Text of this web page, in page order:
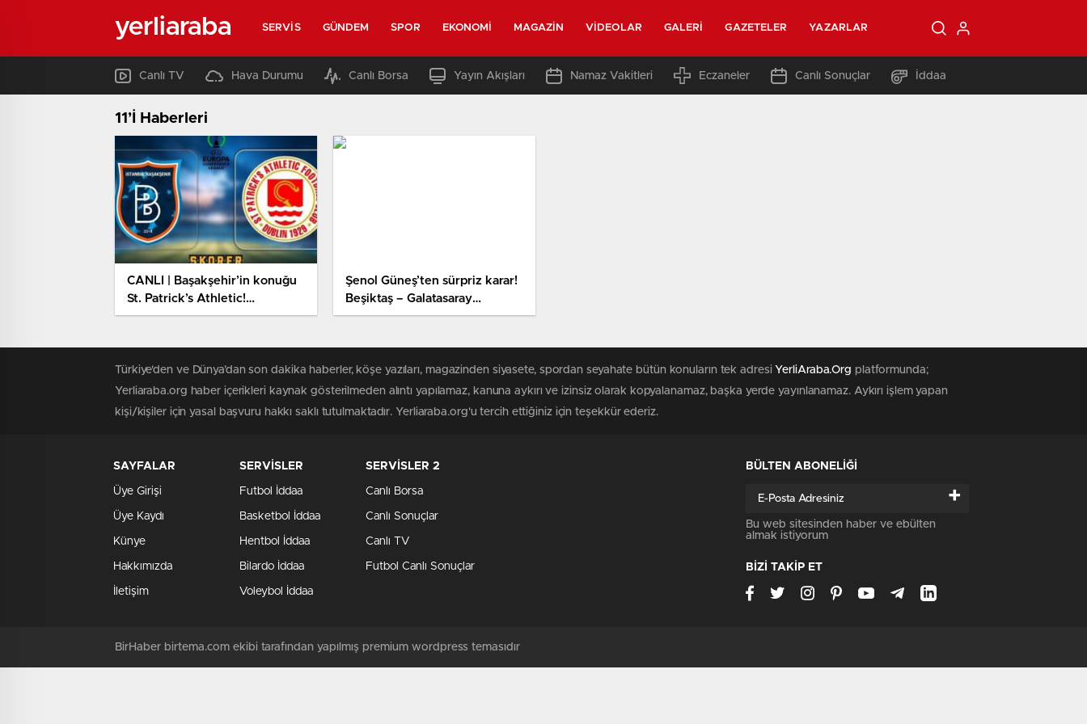
yerliaraba SERVIS GÜNDEM SPOR EKONOMI MAGAZIN VIDEOLAR GALERI GAZETELER YAZARLAR
Canlı TV Hava Durumu Canlı Borsa Yayın Akışları Namaz Vakitleri Eczaneler Canlı Sonuçlar İddaa
11’İ Haberleri
CANLI | Başakşehir’in konuğu
St. Patrick’s Athletic!
Konferans Ligi’nde çeşit
Şenol Güneş’ten sürpriz karar!
Beşiktaş – Galatasaray
derbisinin mümkün 11’leri
Türkiye'den ve Dünya’dan son dakika haberler, köşe yazıları, magazinden siyasete, spordan seyahate bütün konuların tek adresi YerliAraba.Org platformunda;
Yerliaraba.org haber içerikleri kaynak gösterilmeden alıntı yapılamaz, kanuna aykırı ve izinsiz olarak kopyalanamaz, başka yerde yayınlanamaz. Aykırı işlem yapan
kişi/kişiler için yasal başvuru hakkı saklı tutulmaktadır. Yerliaraba.org'u tercih ettiğiniz için teşekkür ederiz.
SAYFALAR
Üye Girişi
Üye Kaydı
Künye
Hakkımızda
İletişim
SERVİSLER
Futbol İddaa
Basketbol İddaa
Hentbol İddaa
Bilardo İddaa
Voleybol İddaa
SERVİSLER 2
Canlı Borsa
Canlı Sonuçlar
Canlı TV
Futbol Canlı Sonuçlar
BÜLTEN ABONELİĞİ
+
Bu web sitesinden haber ve ebülten
almak istiyorum
BİZİ TAKİP ET
BirHaber birtema.com ekibi tarafından yapılmış premium wordpress temasıdır